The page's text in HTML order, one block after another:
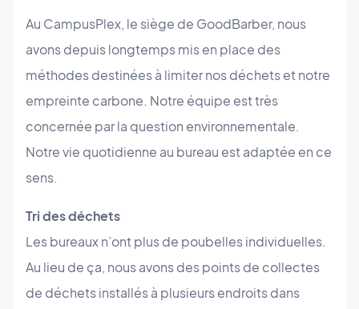
Au CampusPlex, le siège de GoodBarber, nous
avons depuis longtemps mis en place des
méthodes destinées à limiter nos déchets et notre
empreinte carbone. Notre équipe est très
concernée par la question environnementale.
Notre vie quotidienne au bureau est adaptée en ce
sens.
Tri des déchets
Les bureaux n’ont plus de poubelles individuelles.
Au lieu de ça, nous avons des points de collectes
de déchets installés à plusieurs endroits dans